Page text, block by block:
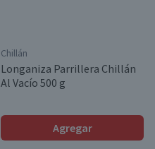
Chillán
Longaniza Parrillera Chillán
Al Vacío 500 g
Agregar